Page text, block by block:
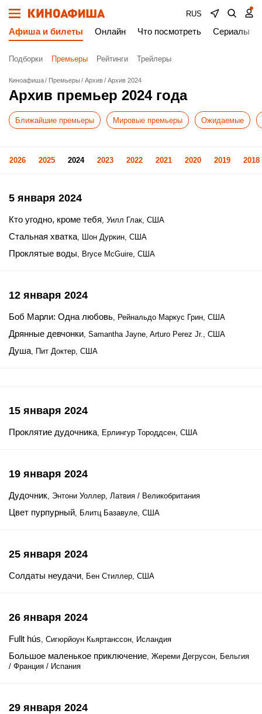
RUS
Афиша и билеты Онлайн Что посмотреть Сериалы
Подборки Премьеры Рейтинги Трейлеры
Киноафиша Премьеры Архив Архив 2024
Архив премьер 2024 года
Ближайшие премьеры Мировые премьеры Ожидаемые
2026 2025 2024 2023 2022 2021 2020 2019 2018
5 января 2024
Кто угодно, кроме тебя, Уилл Глак, США
Стальная хватка, Шон Дуркин, США
Проклятые воды, Bryce McGuire, США
12 января 2024
Боб Марли: Одна любовь, Рейнальдо Маркус Грин, США
Дрянные девчонки, Samantha Jayne, Arturo Perez Jr., США
Душа, Пит Доктер, США
15 января 2024
Проклятие дудочника, Ерлингур Тороддсен, США
19 января 2024
Дудочник, Энтони Уоллер, Латвия / Великобритания
Цвет пурпурный, Блитц Базавуле, США
25 января 2024
Солдаты неудачи, Бен Стиллер, США
26 января 2024
Fullt hús, Сигюрйоун Кьяртанссон, Исландия
Большое маленькое приключение, Жереми Дегрусон, Бельгия
/ Франция / Испания
29 января 2024